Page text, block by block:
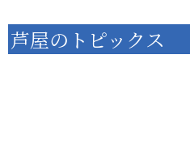
芦屋のトピックス